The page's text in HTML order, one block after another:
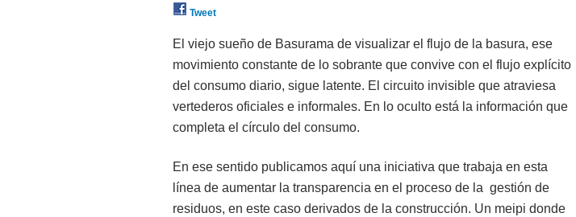
Tweet
El viejo sueño de Basurama de visualizar el flujo de la basura, ese
movimiento constante de lo sobrante que convive con el flujo explícito
del consumo diario, sigue latente. El circuito invisible que atraviesa
vertederos oficiales e informales. En lo oculto está la información que
completa el círculo del consumo.
En ese sentido publicamos aquí una iniciativa que trabaja en esta
línea de aumentar la transparencia en el proceso de la gestión de
residuos, en este caso derivados de la construcción. Un meipi donde